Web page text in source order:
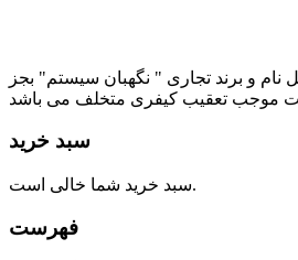
نام و برند تجاری " نگهبان سیستم" بجز
موجب تعقیب کیفری متخلف می باشد
سبد خرید
سبد خرید شما خالی است.
فهرست